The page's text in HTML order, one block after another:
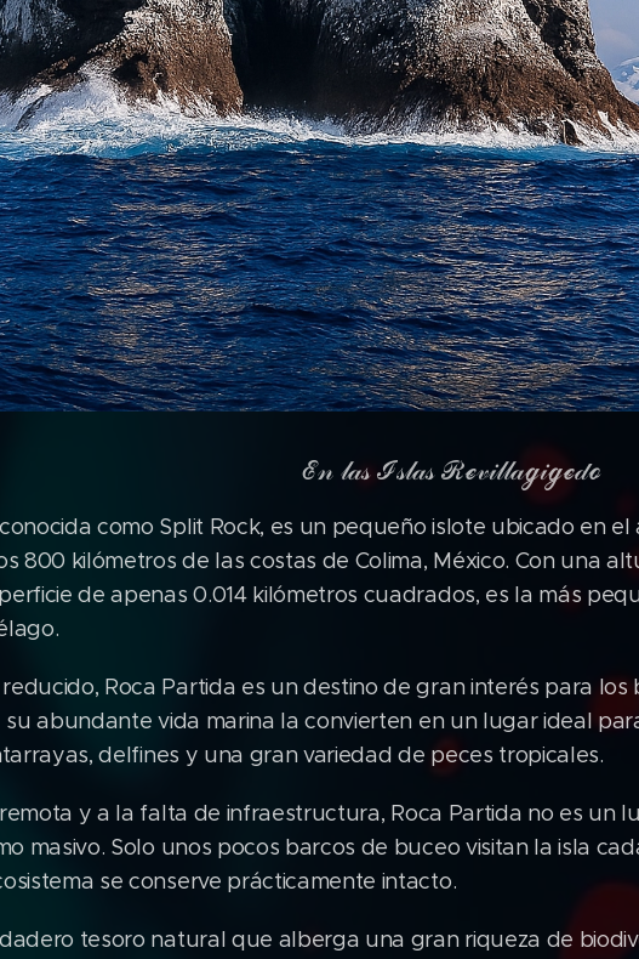
​🇵​🇦​🇷​🇹​​🇮​🇩​🇦​ ​ℰ𝓃 𝓁𝒶𝓈 ℐ𝓈𝓁𝒶𝓈 ℛℯ𝓋𝒾𝓁𝓁𝒶ℊ𝒾ℊℯ𝒹ℴ
como Split Rock, es un pequeño islote ubicado en el
800 kilómetros de las costas de Colima, México. Con una
de apenas 0.014 kilómetros cuadrados, es la más
Roca Partida es un destino de gran interés para los
su abundante vida marina la convierten en un lugar ideal
delfines y una gran variedad de peces tropicales.
y a la falta de infraestructura, Roca Partida no es un
masivo. Solo unos pocos barcos de buceo visitan la isla
se conserve prácticamente intacto.
tesoro natural que alberga una gran riqueza de